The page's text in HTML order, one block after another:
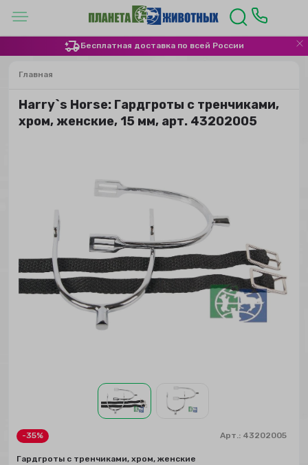
Бесплатная доставка по всей России
Главная
Harry`s Horse: Гардгроты с тренчиками,
хром, женские, 15 мм, арт. 43202005
-35% Арт.: 43202005
Гардгроты с тренчиками, хром, женские